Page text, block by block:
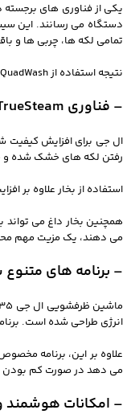
دستگاه می رسانند. این
تمامی لکه ها، چربی ها و
نتیجه استفاده از QuadWash، شستشوی یکنواخت تر و تمیزتر ظروف در هر بار استفاده است. این فناوری یکی از دلایل اصلی محبوبیت ماشین ظرفشویی ال جی DFC335 در میان مصرف کنندگان محسوب می شود.
– فناوری TrueSteam
رفتن لکه های خشک شده
استفاده از بخار علاوه
همچنین بخار داغ می
می دهند، یک مزیت مهم
– برنامه های
انرژی طراحی شده است.
می دهد در صورت کم بودن
– امکانات هوشمند